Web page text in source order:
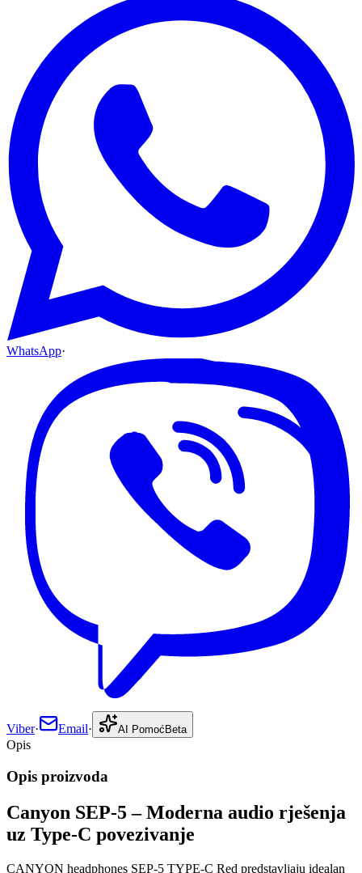
WhatsApp·
Viber· Email· AI Pomoć Beta
Opis
Opis proizvoda
Canyon SEP-5 – Moderna audio rješenja
uz Type-C povezivanje
CANYON headphones SEP-5 TYPE-C Red predstavljaju idealan